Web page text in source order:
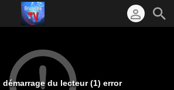
démarrage du lecteur (1) error